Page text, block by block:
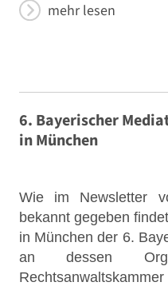
mehr lesen
6. Bayerischer
in München
Wie im Newsletter
bekannt gegeben
in München der 6.
an dessen